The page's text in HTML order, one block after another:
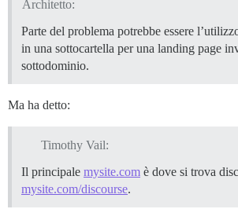
Architetto:
Parte del problema potrebbe essere
in una sottocartella per una landing page
sottodominio.
Ma ha detto:
Timothy Vail:
Il principale mysite.com è dove si trova
mysite.com/discourse.